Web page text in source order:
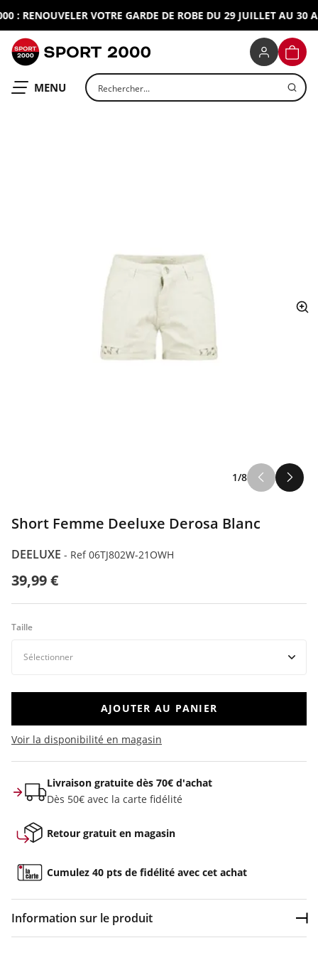
: RENOUVELER VOTRE GARDE DE ROBE DU 29 JUILLET AU 30
OUVRIR LE
MENU Rechercher un produit
1/8
Short Femme Deeluxe Derosa Blanc
DEELUXE - Ref 06TJ802W-21OWH
39,99 €
Taille
AJOUTER AU PANIER
Voir la disponibilité en magasin
Livraison gratuite dès 70€ d'achat
Dès 50€ avec la carte fidélité
Retour gratuit en magasin
Cumulez 40 pts de fidélité avec cet achat
Information sur le produit